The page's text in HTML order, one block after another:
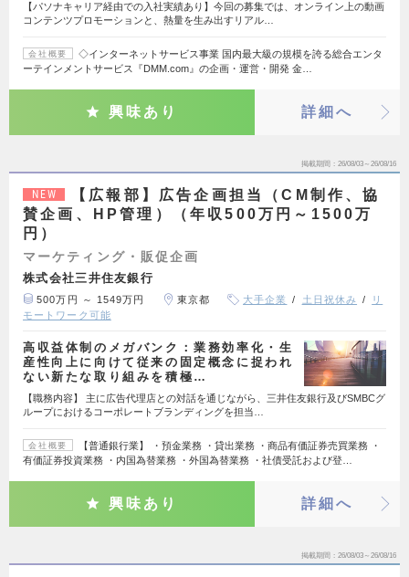
【パソナキャリア経由での入社実績あり】今回の募集では、オンライン上の動画
コンテンツプロモーションと、熱量を生み出すリアル…
会社概要
◇インターネットサービス事業 国内最大級の規模を誇る総合エンタ
ーテインメントサービス『DMM.com』の企画・運営・開発 金…
興味あり 詳細へ
掲載期間 26/08/03～26/08/16
NEW
【広報部】広告企画担当（CM制作、協
賛企画、HP管理）（年収500万円～1500万
円）
マーケティング・販促企画
株式会社三井住友銀行
500万円 ～ 1549万円 東京都 大手企業 土日祝休み
リ
モートワーク可能
高収益体制のメガバンク：業務効率化・生
産性向上に向けて従来の固定概念に捉われ
ない新たな取り組みを積極…
【職務内容】 主に広告代理店との対話を通じながら、三井住友銀行及びSMBCグ
ループにおけるコーポレートブランディングを担当…
会社概要
【普通銀行業】 ・預金業務 ・貸出業務 ・商品有価証券売買業務 ・
有価証券投資業務 ・内国為替業務 ・外国為替業務 ・社債受託および登…
興味あり 詳細へ
掲載期間 26/08/03～26/08/16